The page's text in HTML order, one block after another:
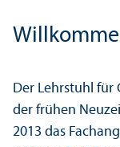
Der Lehr­stuhl für
der frühen
2013 das